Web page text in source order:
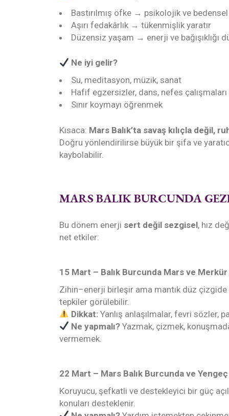
Bastırılmış öfke → psikolojik ve
Aşırı fedakârlık → tükenmişlik yaratır
Düzensiz yaşam → enerji ve bağışıklığı
Ne iyi gelir?
Su, meditasyon, müzik, sanat
Hafif egzersizler, dans, nefes çalışmaları
Sınır koymayı öğrenmek
Kısaca: Mars Balık’ta savaş kılıçla değil,
Doğru yönlendirilirse büyük bir şifa ve
kaybolabilir.
MARS BALIK BURCUNDA
Bu dönem enerji sert değil sezgisel, hız
net etkiler:
15 Mart – Balık Burcunda Mars ve Merkür
Zihin–enerji birleşir ama mantık düz çizgide
tepkiler görülebilir.
Dikkat: Yanlış anlaşılmalar, fevri sözler,
Ne yapmalı? Yazmak, çizmek,
vermemek.
22 Mart – Mars Balık Burcunda ve
Koruyucu, şefkatli ve destekleyici bir güç
konuları desteklenir.